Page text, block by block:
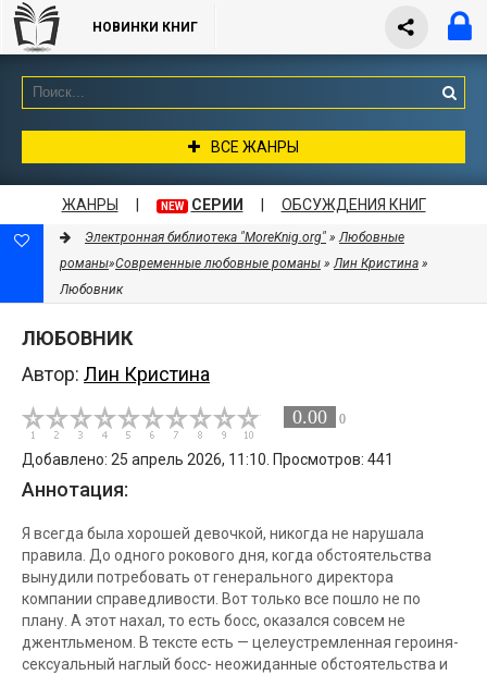
НОВИНКИ КНИГ
ВСЕ ЖАНРЫ
ЖАНРЫ NEW СЕРИИ ОБСУЖДЕНИЯ КНИГ
Электронная библиотека "MoreKnig.org" »Любовные
романы»Современные любовные романы »Лин Кристина »
Любовник
ЛЮБОВНИК
Автор: Лин Кристина
0.00 0
Добавлено: 25 апрель 2026, 11:10. Просмотров: 441
Аннотация:
Я всегда была хорошей девочкой, никогда не нарушала
правила. До одного рокового дня, когда обстоятельства
вынудили потребовать от генерального директора
компании справедливости. Вот только все пошло не по
плану. А этот нахал, то есть босс, оказался совсем не
джентльменом. В тексте есть — целеустремленная героиня-
сексуальный наглый босс- неожиданные обстоятельства и